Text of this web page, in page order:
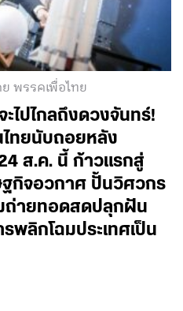
พรรคเพื่อไทย
ไปไกลถึงดวงจันทร์!
ไทยนับถอยหลัง
ส.ค. นี้ ก้าวแรกสู่
ฐกิจอวกาศ ปั้นวิศวกร
ถ่ายทอดสดปลุกฝัน
พลิกโฉมประเทศเป็น